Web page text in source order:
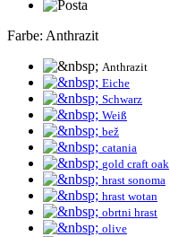
Farbe: Anthrazit
Anthrazit
Eiche
Schwarz
Weiß
bež
catania
gold craft oak
hrast sonoma
hrast wotan
obrtni hrast
olive